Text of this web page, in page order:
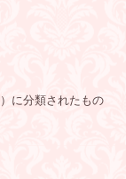
に分類されたもの